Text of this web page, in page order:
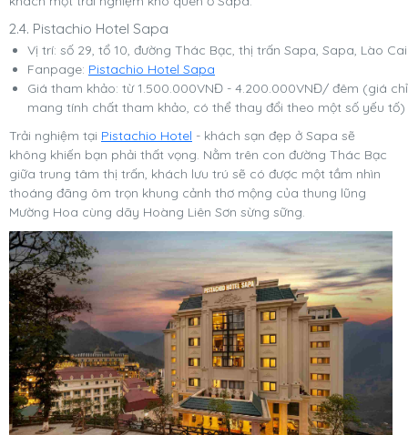
2.4. Pistachio Hotel Sapa
Vị trí: số 29, tổ 10, đường Thác Bạc, thị trấn Sapa, Sapa, Lào Cai
Fanpage: Pistachio Hotel Sapa
Giá tham khảo: từ 1.500.000VNĐ - 4.200.000VNĐ/ đêm (giá chỉ
mang tính chất tham khảo, có thể thay đổi theo một số yếu tố)
Trải nghiệm tại Pistachio Hotel - khách sạn đẹp ở Sapa sẽ
không khiến bạn phải thất vọng. Nằm trên con đường Thác Bạc
giữa trung tâm thị trấn, khách lưu trú sẽ có được một tầm nhìn
thoáng đãng ôm trọn khung cảnh thơ mộng của thung lũng
Mường Hoa cùng dãy Hoàng Liên Sơn sừng sững.